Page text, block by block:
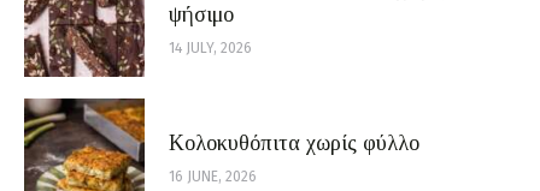
ψήσιμο
14 JULY, 2026
Κολοκυθόπιτα χωρίς φύλλο
16 JUNE, 2026